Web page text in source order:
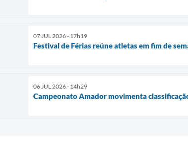
07 JUL 2026 - 17h19
Festival de Férias reúne atletas em fim de
06 JUL 2026 - 14h29
Campeonato Amador movimenta